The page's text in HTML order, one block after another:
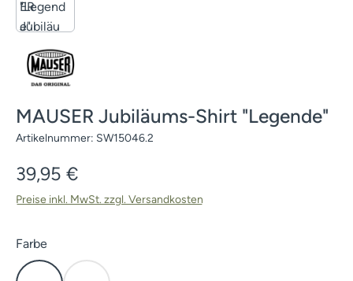
MAUSER Jubiläums-Shirt "Legende"
Artikelnummer: SW15046.2
Regulärer Preis:
39,95 €
Preise inkl. MwSt. zzgl. Versandkosten
Farbeauswählen